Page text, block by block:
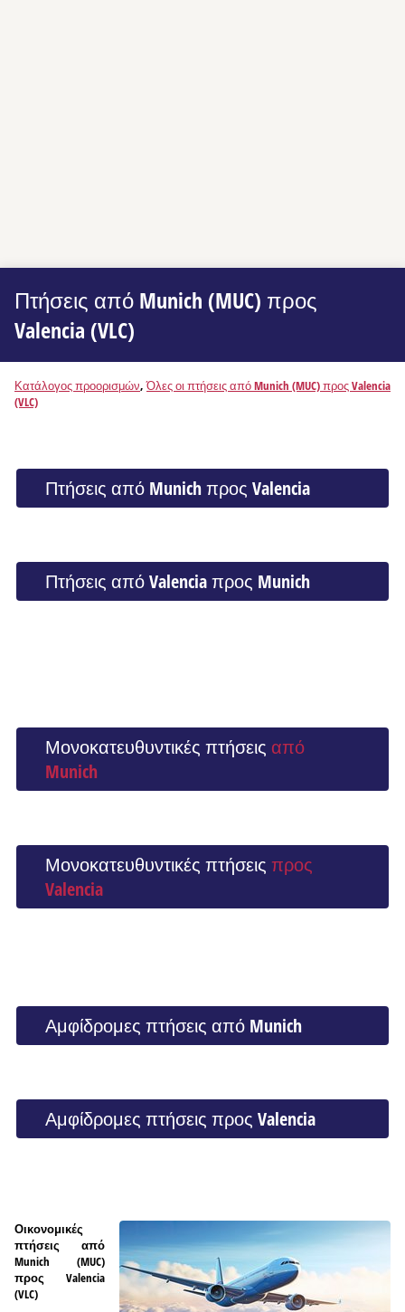
Πτήσεις από Munich (MUC) προς
Valencia (VLC)
Κατάλογος προορισμών,Όλες οι πτήσεις από Munich (MUC) προς Valencia
(VLC)
Πτήσεις από Munich προς Valencia
Πτήσεις από Valencia προς Munich
Μονοκατευθυντικές πτήσεις από
Munich
Μονοκατευθυντικές πτήσεις προς
Valencia
Αμφίδρομες πτήσεις από Munich
Αμφίδρομες πτήσεις προς Valencia
Οικονομικές
πτήσεις από
Munich (MUC)
προς Valencia
(VLC)